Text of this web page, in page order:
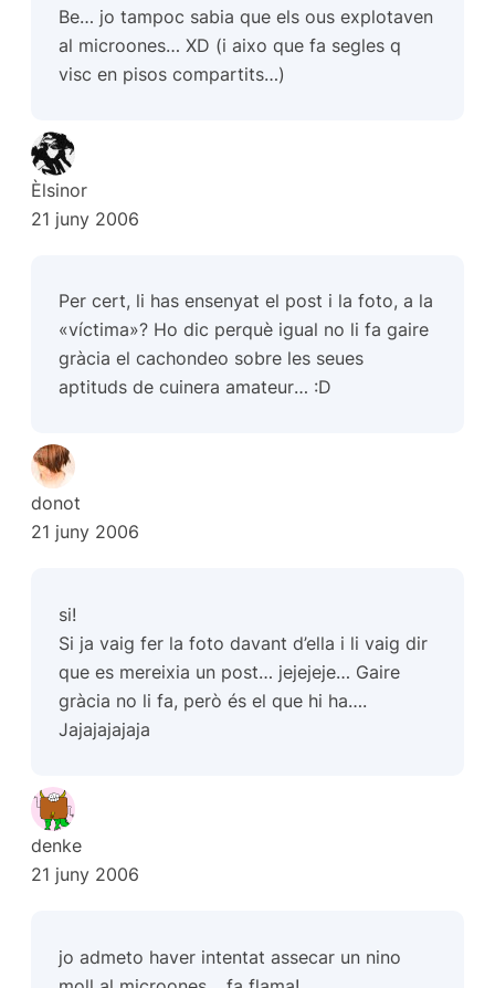
Be… jo tampoc sabia que els ous explotaven
al microones… XD (i aixo que fa segles q
visc en pisos compartits…)
Èlsinor
21 juny 2006
Per cert, li has ensenyat el post i la foto, a la
«víctima»? Ho dic perquè igual no li fa gaire
gràcia elcachondeo sobre les seues
aptituds de cuineraamateur… :D
donot
21 juny 2006
si!
Si ja vaig fer la foto davant d’ella i li vaig dir
que es mereixia un post… jejejeje… Gaire
gràcia no li fa, però és el que hi ha….
Jajajajajaja
denke
21 juny 2006
jo admeto haver intentat assecar un nino